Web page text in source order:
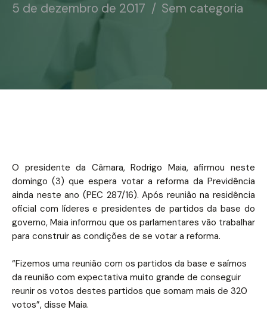
5 de dezembro de 2017 Sem categoria
O presidente da Câmara, Rodrigo Maia, afirmou neste
domingo (3) que espera votar a reforma da Previdência
ainda neste ano (PEC 287/16). Após reunião na residência
oficial com líderes e presidentes de partidos da base do
governo, Maia informou que os parlamentares vão trabalhar
para construir as condições de se votar a reforma.
“Fizemos uma reunião com os partidos da base e saímos
da reunião com expectativa muito grande de conseguir
reunir os votos destes partidos que somam mais de 320
votos”, disse Maia.